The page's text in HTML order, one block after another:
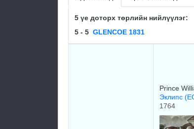
5 үе доторх төрлийн нийлүүлэг:
5 - 5 GLENCOE 1831
Prince
Эклипс
1764